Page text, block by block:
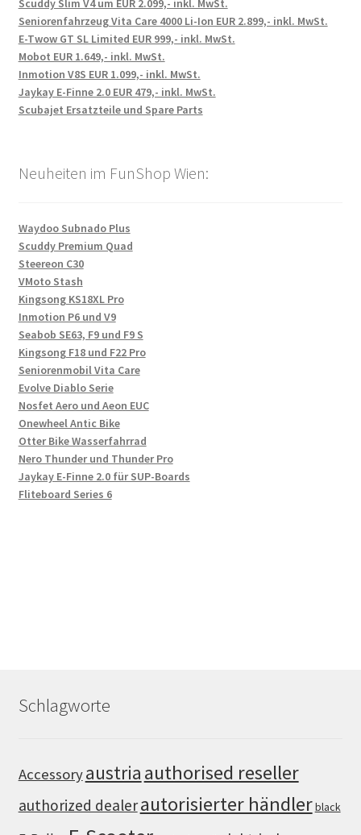
Scuddy Slim V4 um EUR 2.099,- inkl. MwSt.
Seniorenfahrzeug Vita Care 4000 Li-Ion EUR 2.899,- inkl. MwSt.
E-Twow GT SL Limited EUR 999,- inkl. MwSt.
Mobot EUR 1.649,- inkl. MwSt.
Inmotion V8S EUR 1.099,- inkl. MwSt.
Jaykay E-Finne 2.0 EUR 479,- inkl. MwSt.
Scubajet Ersatzteile und Spare Parts
Neuheiten im FunShop Wien:
Waydoo Subnado Plus
Scuddy Premium Quad
Steereon C30
VMoto Stash
Kingsong KS18XL Pro
Inmotion P6 und V9
Seabob SE63, F9 und F9 S
Kingsong F18 und F22 Pro
Seniorenmobil Vita Care
Evolve Diablo Serie
Nosfet Aero und Aeon EUC
Onewheel Antic Bike
Otter Bike Wasserfahrrad
Nero Thunder und Thunder Pro
Jaykay E-Finne 2.0 für SUP-Boards
Fliteboard Series 6
Schlagworte
Accessoryaustria authorised reseller
authorized dealerautorisierter händlerblack